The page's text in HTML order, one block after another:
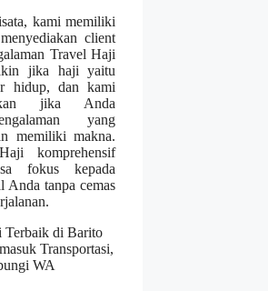
kami memiliki
client
Travel Haji
jika haji yaitu
hidup, dan kami
jika Anda
yang
memiliki makna.
komprehensif
fokus kepada
Anda tanpa cemas